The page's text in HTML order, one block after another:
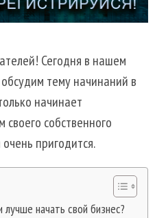
! Сегодня в нашем
обсудим темуначинаний в
начинает
своего собственного
очень пригодится.
начать свой бизнес?